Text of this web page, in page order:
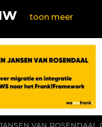
toon meer